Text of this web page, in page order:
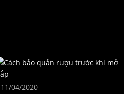
11/04/2020